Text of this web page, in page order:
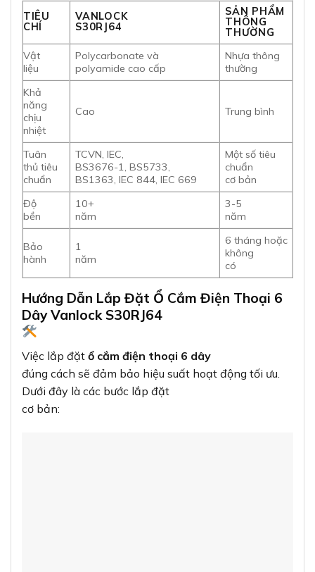
TIÊU
CHÍ
VANLOCK
S30RJ64
SẢN PHẨM
THÔNG
THƯỜNG
Vật
liệu
Polycarbonate và
polyamide cao cấp
Nhựa thông
thường
Khả
năng
chịu
nhiệt
Cao Trung bình
Tuân
thủ tiêu
chuẩn
TCVN, IEC,
BS3676-1, BS5733,
BS1363, IEC 844, IEC 669
Một số tiêu
chuẩn
cơ bản
Độ
bền
10+
năm
3-5
năm
Bảo
hành
1
năm
6 tháng hoặc
không
có
Hướng Dẫn Lắp Đặt Ổ Cắm Điện Thoại 6
Dây Vanlock S30RJ64
Việc lắp đặt ổ cắm điện thoại 6 dây
đúng cách sẽ đảm bảo hiệu suất hoạt động tối ưu.
Dưới đây là các bước lắp đặt
cơ bản: